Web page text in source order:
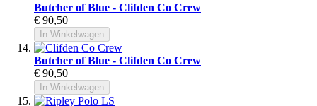
Butcher of Blue - Clifden Co Crew
€ 90,50
In Winkelwagen
Butcher of Blue - Clifden Co Crew
€ 90,50
In Winkelwagen